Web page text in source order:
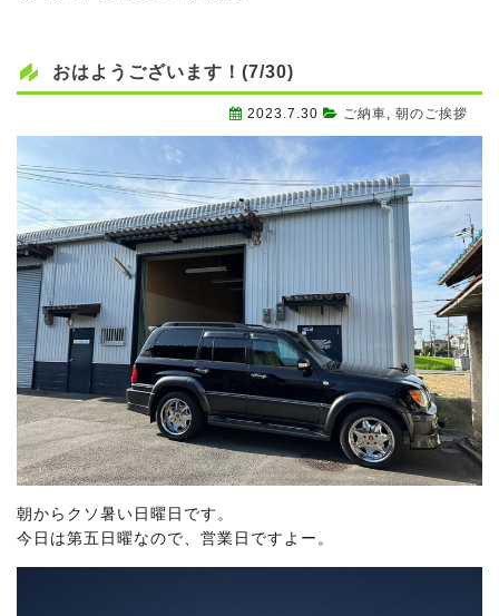
おはようございます！(7/30)
2023.7.30 ご納車, 朝のご挨拶
朝からクソ暑い日曜日です。
今日は第五日曜なので、営業日ですよー。